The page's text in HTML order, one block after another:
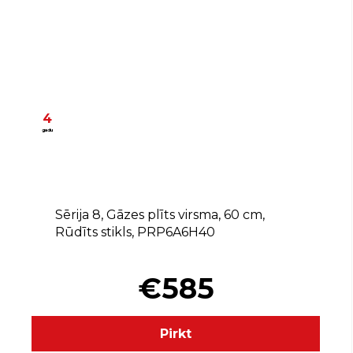
4
gadu
Sērija 8, Gāzes plīts virsma, 60 cm,
Rūdīts stikls, PRP6A6H40
€585
Pirkt